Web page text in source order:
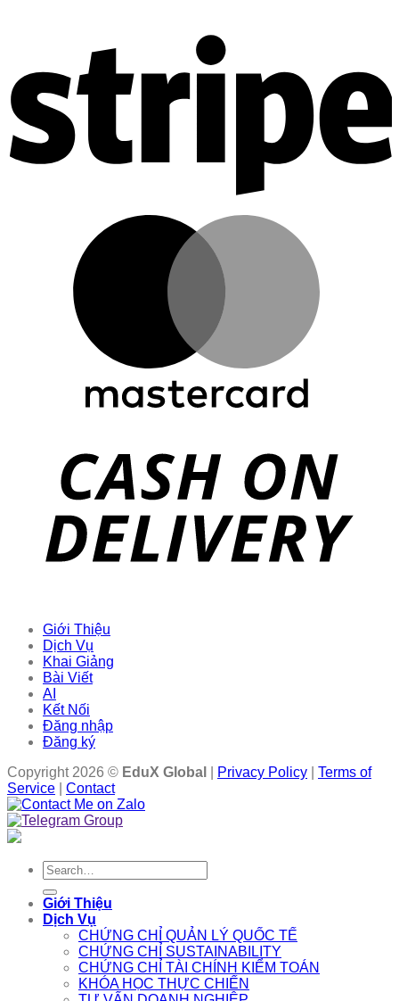
Giới Thiệu
Dịch Vụ
Khai Giảng
Bài Viết
AI
Kết Nối
Đăng nhập
Đăng ký
Copyright 2026 © EduX Global Privacy Policy
Terms of
Service
Contact
Search
for:
Giới Thiệu
Dịch Vụ
CHỨNG CHỈ QUẢN LÝ QUỐC TẾ
CHỨNG CHỈ SUSTAINABILITY
CHỨNG CHỈ TÀI CHÍNH KIỂM TOÁN
KHÓA HỌC THỰC CHIẾN